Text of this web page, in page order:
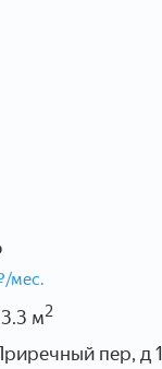
мес.
м2
пер, д 1